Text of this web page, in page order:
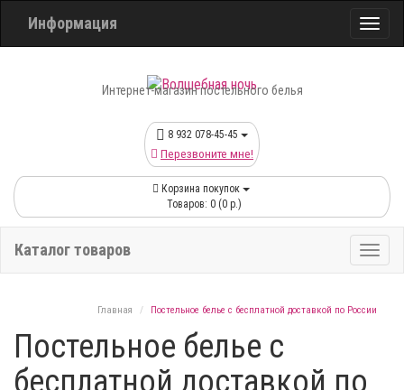
Информация
Интернет-магазин постельного белья
8 932 078-45-45
Перезвоните мне!
Корзина покупок
Товаров: 0 (0 р.)
Каталог товаров
Главная Постельное белье с бесплатной доставкой по России
Постельное белье с
бесплатной доставкой по